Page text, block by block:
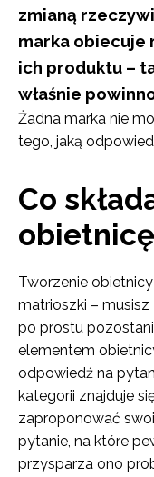
zmianą
marka obiecuje
ich produktu –
właśnie
Żadna marka nie
tego, jaką
Co
Tworzenie
matrioszki – musisz
po prostu
elementem
odpowiedź na
kategorii znajduje
zaproponować
pytanie, na które
przysparza ono